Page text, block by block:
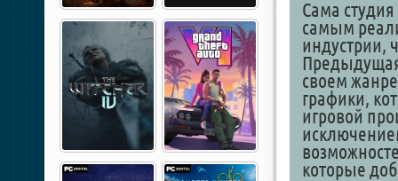
Сама
самым
индустрии,
своем
графики,
игровой
которые